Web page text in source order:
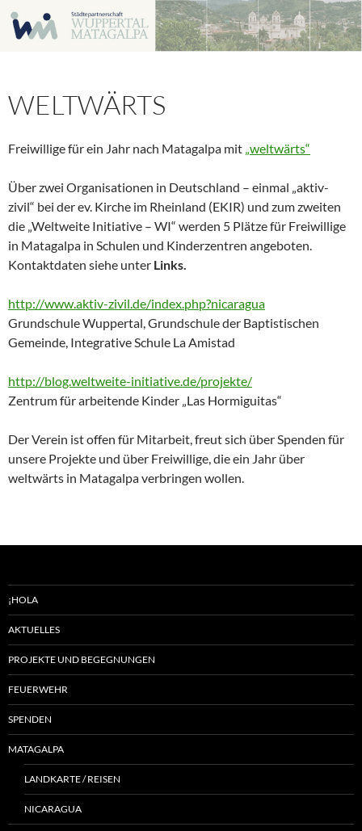
Zum
Inhalt
WELTWÄRTS
Freiwillige für ein Jahr nach Matagalpa mit „weltwärts“
Über zwei Organisationen in Deutschland – einmal „aktiv-
zivil“ bei der ev. Kirche im Rheinland (EKIR) und zum zweiten
die „Weltweite Initiative – WI“ werden 5 Plätze für Freiwillige
in Matagalpa in Schulen und Kinderzentren angeboten.
Kontaktdaten siehe unter Links.
http://www.aktiv-zivil.de/index.php?nicaragua
Grundschule Wuppertal, Grundschule der Baptistischen
Gemeinde, Integrative Schule La Amistad
http://blog.weltweite-initiative.de/projekte/
Zentrum für arbeitende Kinder „Las Hormiguitas“
Der Verein ist offen für Mitarbeit, freut sich über Spenden für
unsere Projekte und über Freiwillige, die ein Jahr über
weltwärts in Matagalpa verbringen wollen.
¡HOLA
AKTUELLES
PROJEKTE UND BEGEGNUNGEN
FEUERWEHR
SPENDEN
MATAGALPA
LANDKARTE / REISEN
NICARAGUA